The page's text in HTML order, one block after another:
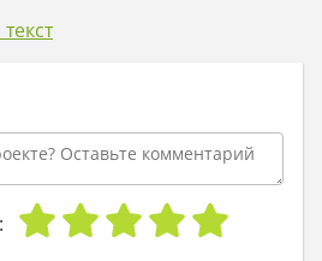
способен поспорить с его
царствовать среди
и пышной растительности.
порог двухэтажного
попадаешь в дом —
работает во благо отдыха